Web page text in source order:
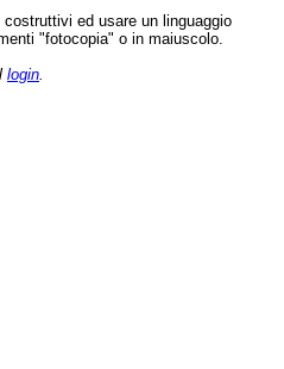
ed usare un linguaggio
"fotocopia" o in maiuscolo.
login